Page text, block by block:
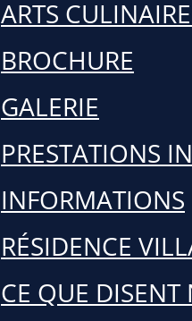
ARTS
BROCHURE
GALERIE
PRESTATIONS
INFORMATIONS
RÉSIDENCE
CE QUE DISENT